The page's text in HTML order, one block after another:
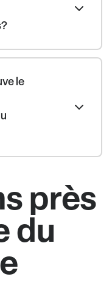
le
près
du